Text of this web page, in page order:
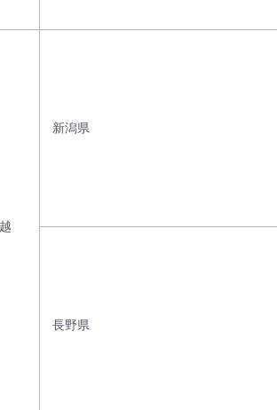
新潟県
長野県